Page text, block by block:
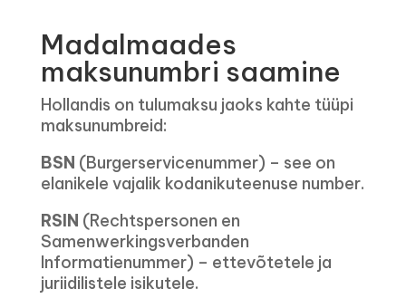
Madalmaades
maksunumbri saamine
Hollandis on tulumaksu jaoks kahte tüüpi
maksunumbreid:
BSN (Burgerservicenummer) – see on
elanikele vajalik kodanikuteenuse number.
RSIN (Rechtspersonen en
Samenwerkingsverbanden
Informatienummer) – ettevõtetele ja
juriidilistele isikutele.